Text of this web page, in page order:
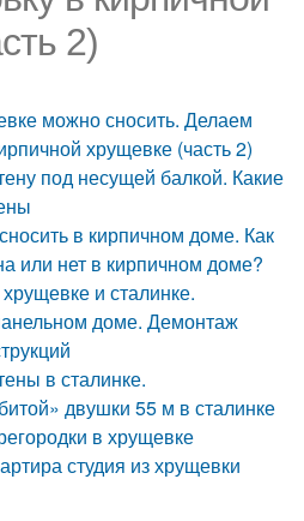
2)
можно сносить. Делаем
хрущевке (часть 2)
под несущей балкой. Какие
в кирпичном доме. Как
или нет в кирпичном доме?
и сталинке.
доме. Демонтаж
в сталинке.
двушки 55 м в сталинке
в хрущевке
студия из хрущевки